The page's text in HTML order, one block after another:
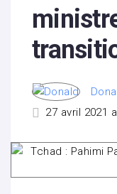
27 avril 2021